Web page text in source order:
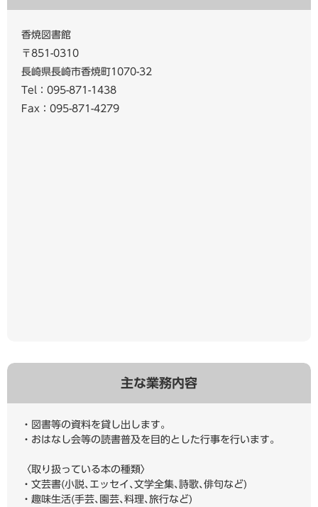
香焼図書館
〒851-0310
長崎県長崎市香焼町1070-32
Tel：095-871-1438
Fax：095-871-4279
主な業務内容
・図書等の資料を貸し出します。
・おはなし会等の読書普及を目的とした行事を行います。
〈取り扱っている本の種類〉
・文芸書(小説､エッセイ､文学全集､詩歌､俳句など)
・趣味生活(手芸､園芸､料理､旅行など)